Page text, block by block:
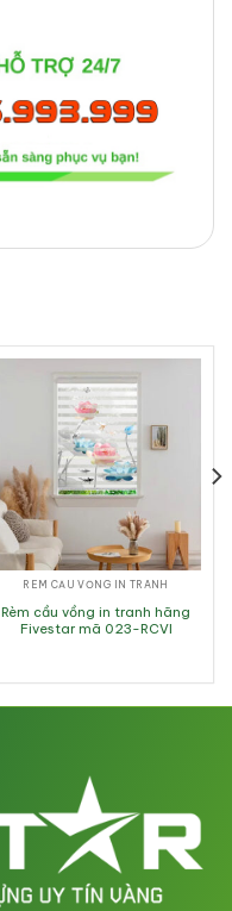
RÈM CẦU VỒNG IN TRANH
Rèm cầu vồng in tranh hãng
Fivestar mã 023-RCVI